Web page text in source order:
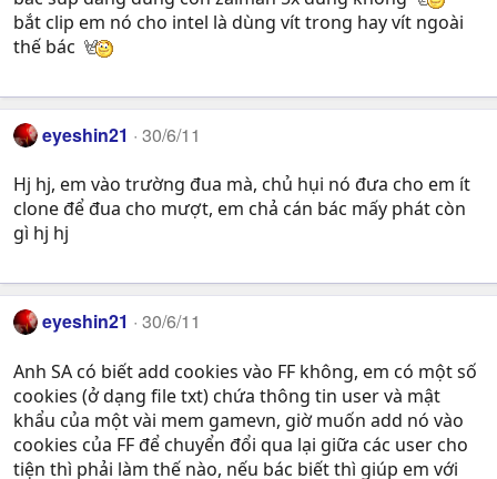
bắt clip em nó cho intel là dùng vít trong hay vít ngoài
thế bác
eyeshin21 30/6/11
Hj hj, em vào trường đua mà, chủ hụi nó đưa cho em ít
clone để đua cho mượt, em chả cán bác mấy phát còn
gì hj hj
eyeshin21 30/6/11
Anh SA có biết add cookies vào FF không, em có một số
cookies (ở dạng file txt) chứa thông tin user và mật
khẩu của một vài mem gamevn, giờ muốn add nó vào
cookies của FF để chuyển đổi qua lại giữa các user cho
tiện thì phải làm thế nào, nếu bác biết thì giúp em với